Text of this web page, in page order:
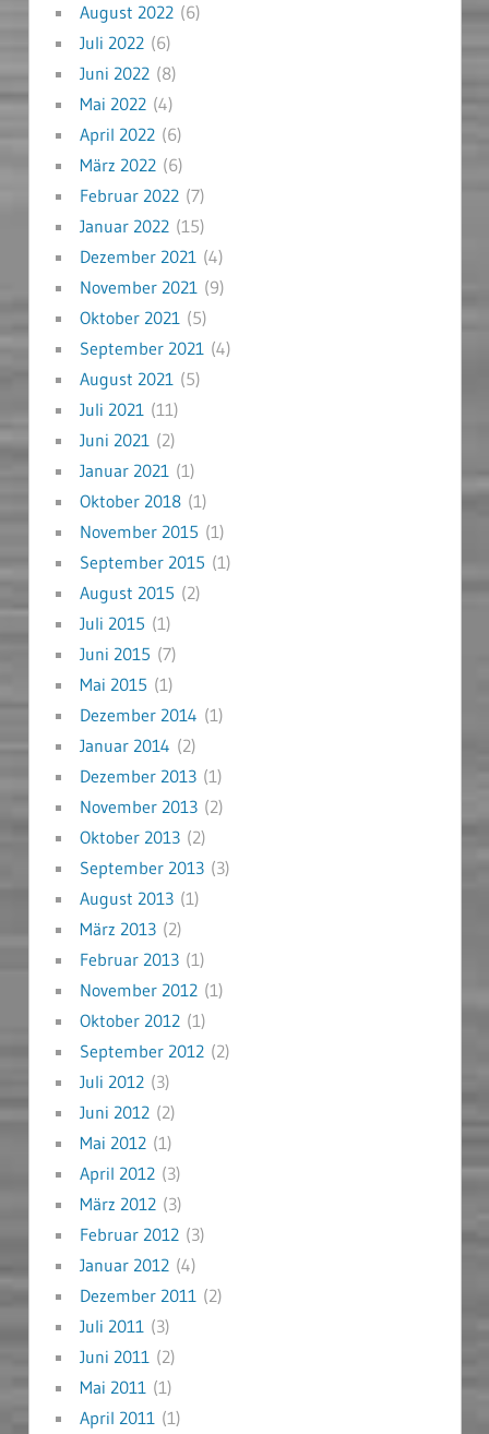
August 2022(6)
Juli 2022(6)
Juni 2022(8)
Mai 2022(4)
April 2022(6)
März 2022(6)
Februar 2022(7)
Januar 2022(15)
Dezember 2021(4)
November 2021(9)
Oktober 2021(5)
September 2021(4)
August 2021(5)
Juli 2021(11)
Juni 2021(2)
Januar 2021(1)
Oktober 2018(1)
November 2015 (1)
September 2015 (1)
August 2015 (2)
Juli 2015 (1)
Juni 2015 (7)
Mai 2015 (1)
Dezember 2014 (1)
Januar 2014 (2)
Dezember 2013(1)
November 2013(2)
Oktober 2013(2)
September 2013(3)
August 2013(1)
März 2013(2)
Februar 2013(1)
November 2012(1)
Oktober 2012(1)
September 2012(2)
Juli 2012(3)
Juni 2012(2)
Mai 2012(1)
April 2012(3)
März 2012(3)
Februar 2012(3)
Januar 2012(4)
Dezember 2011(2)
Juli 2011(3)
Juni 2011(2)
Mai 2011(1)
April 2011(1)